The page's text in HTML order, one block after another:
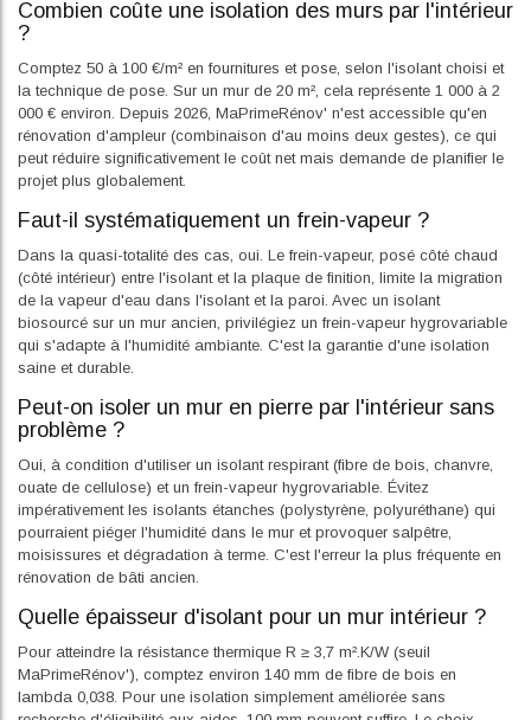
Combien coûte une isolation des murs par l'intérieur
?
Comptez 50 à 100 €/m² en fournitures et pose, selon l'isolant choisi et
la technique de pose. Sur un mur de 20 m², cela représente 1 000 à 2
000 € environ. Depuis 2026, MaPrimeRénov' n'est accessible qu'en
rénovation d'ampleur (combinaison d'au moins deux gestes), ce qui
peut réduire significativement le coût net mais demande de planifier le
projet plus globalement.
Faut-il systématiquement un frein-vapeur ?
Dans la quasi-totalité des cas, oui. Le frein-vapeur, posé côté chaud
(côté intérieur) entre l'isolant et la plaque de finition, limite la migration
de la vapeur d'eau dans l'isolant et la paroi. Avec un isolant
biosourcé sur un mur ancien, privilégiez un frein-vapeur hygrovariable
qui s'adapte à l'humidité ambiante. C'est la garantie d'une isolation
saine et durable.
Peut-on isoler un mur en pierre par l'intérieur sans
problème ?
Oui, à condition d'utiliser un isolant respirant (fibre de bois, chanvre,
ouate de cellulose) et un frein-vapeur hygrovariable. Évitez
impérativement les isolants étanches (polystyrène, polyuréthane) qui
pourraient piéger l'humidité dans le mur et provoquer salpêtre,
moisissures et dégradation à terme. C'est l'erreur la plus fréquente en
rénovation de bâti ancien.
Quelle épaisseur d'isolant pour un mur intérieur ?
Pour atteindre la résistance thermique R ≥ 3,7 m².K/W (seuil
MaPrimeRénov'), comptez environ 140 mm de fibre de bois en
lambda 0,038. Pour une isolation simplement améliorée sans